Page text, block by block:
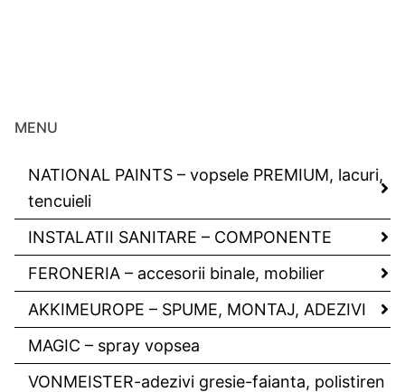
MENU
NATIONAL PAINTS – vopsele PREMIUM, lacuri,
tencuieli
INSTALATII SANITARE – COMPONENTE
FERONERIA – accesorii binale, mobilier
AKKIMEUROPE – SPUME, MONTAJ, ADEZIVI
MAGIC – spray vopsea
VONMEISTER-adezivi gresie-faianta, polistiren